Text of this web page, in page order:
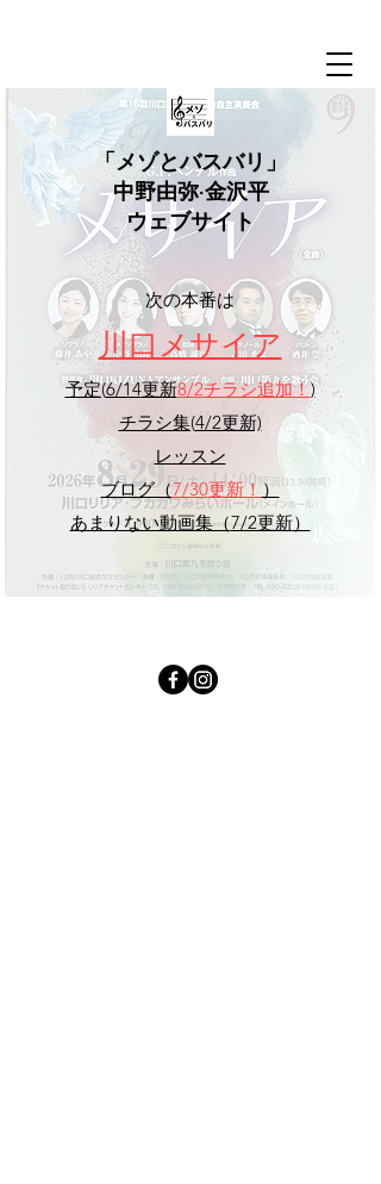
​「メゾとバスバリ」
中野由弥·金沢平
ウェブサイト
​次の本番は
​川口メサイア
予定(6/14更新8/2チラシ追加！)
チラシ集(4/2更新)
レッスン
ブログ（7/30更新！）
あまりない動画集（7/2更新）